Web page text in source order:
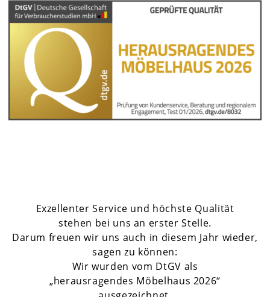
Exzellenter Service und höchste Qualität
stehen bei uns an erster Stelle.
Darum freuen wir uns auch in diesem Jahr wieder,
sagen zu können:
Wir wurden vom DtGV als
„herausragendes Möbelhaus 2026“